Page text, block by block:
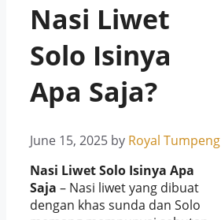
Nasi Liwet
Solo Isinya
Apa Saja?
June 15, 2025 by Royal Tumpeng
Nasi Liwet Solo Isinya Apa
Saja – Nasi liwet yang dibuat
dengan khas sunda dan Solo